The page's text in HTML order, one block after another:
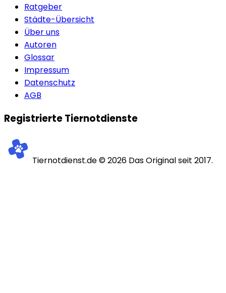
Ratgeber
Städte-Übersicht
Über uns
Autoren
Glossar
Impressum
Datenschutz
AGB
Registrierte Tiernotdienste
Tiernotdienst.de ©2026 Das Original seit 2017.